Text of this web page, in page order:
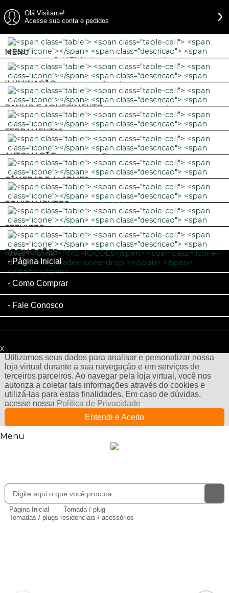
Olá Visitante!
Acesse sua conta e pedidos
MENU
ILUMINAÇÃO
BANHO E AQUECIMENTO
FERRAMENTAS
AUTOMAÇÃO
CÂMERAS E ALARMES
EQUIPAMENTOS
SERVIÇOS
PROMOÇÕES
Página Inicial
Como Comprar
Fale Conosco
x
Utilizamos seus dados para analisar e personalizar nossa
loja virtual durante a sua navegação e em serviços de
terceiros parceiros. Ao navegar pela loja virtual, você nos
autoriza a coletar tais informações através do cookies e
utilizá-las para estas finalidades. Em caso de dúvidas,
acesse nossa Política de Privacidade
Entendi e Aceito
Menu
Página Inicial
Tomada / plug
Tomadas / plugs residenciais / acessórios